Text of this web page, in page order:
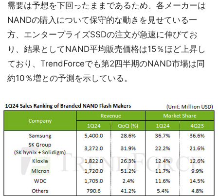
需要は予想を下回ったままであるため、各メーカーは
NANDの購入について保守的な動きを見せている一
方、エンタープライズSSDの注文が急速に伸びてお
り、結果としてNAND平均販売価格は15％ほど上昇し
ており、TrendForceでも第2四半期のNAND市場は同
約10％増との予測を示している。